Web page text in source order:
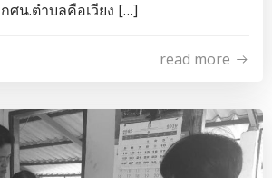
กศน.ตำบลคือเวียง […]
read more